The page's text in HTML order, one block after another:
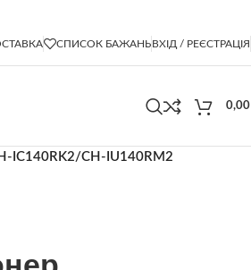
СПИСОК БАЖАНЬВХІД / РЕЄСТРАЦІЯ
0,00
IC140RK2/CH-IU140RM2